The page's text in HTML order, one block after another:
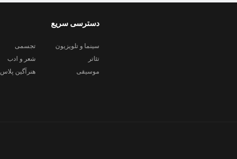
دسترسی سریع
سینما و تلویزیون
تجسمی
تئاتر
شعر و ادب
موسیقی
هنرآگین پلاس